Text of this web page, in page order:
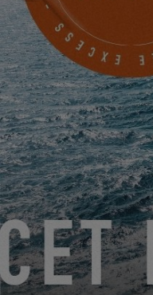
Mardi
Première escale à Cascais
franchi le cap des1000
171 millesparcourus à une
L’équipage, composé de
réglages du bateau tout
navigation. L’Excess 13
confort optimal pendant
Le voyage continue et
surprises à l’équipage.
Cap toujours plus au sud…